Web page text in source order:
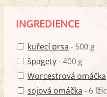
INGREDIENCE
kuřecí prsa - 500 g
špagety- 400 g
Worcestrová omáčka
sojová omáčka - 6 lžic